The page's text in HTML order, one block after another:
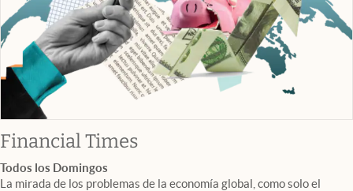
Financial Timesabre en nueva pestaña
Todos los Domingos
La mirada de los problemas de la economía global, como solo el